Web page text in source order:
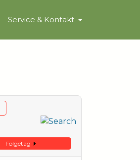
Service & Kontakt
Folgetag